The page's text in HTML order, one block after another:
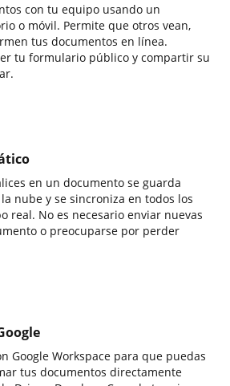
con tu equipo usando un
o móvil. Permite que otros vean,
tus documentos en línea.
tu formulario público y compartir su
en un documento se guarda
nube y se sincroniza en todos los
real. No es necesario enviar nuevas
o preocuparse por perder
Google Workspace para que puedas
tus documentos directamente